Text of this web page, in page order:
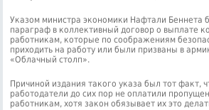
Указом министра экономики Нафтали Беннета
параграф в коллективный договор о выплате
работникам, которые по соображениям
приходить на работу или были призваны в
«Облачный столп».
Причиной издания такого указа был тот факт,
работодатели до сих пор не оплатили
работникам, хотя закон обязывает их это